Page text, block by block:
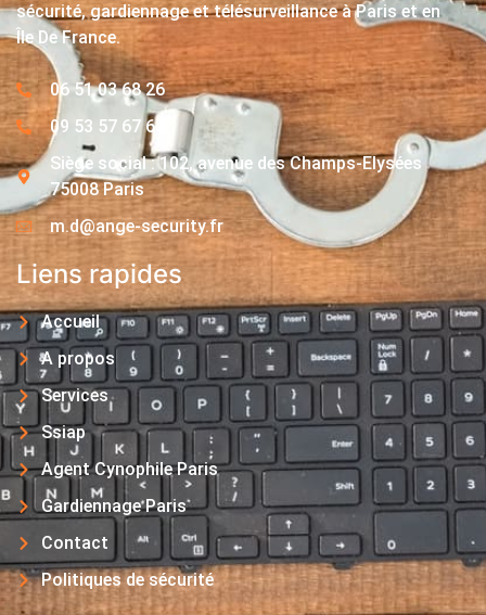
sécurité, gardiennage et télésurveillance à Paris et en
Île De France.
06 51 03 68 26
09 53 57 67 63
Siège social : 102, avenue des Champs-Elysées
75008 Paris
m.d@ange-security.fr
Liens rapides
Accueil
A propos
Services
Ssiap
Agent Cynophile Paris
Gardiennage Paris
Contact
Politiques de sécurité